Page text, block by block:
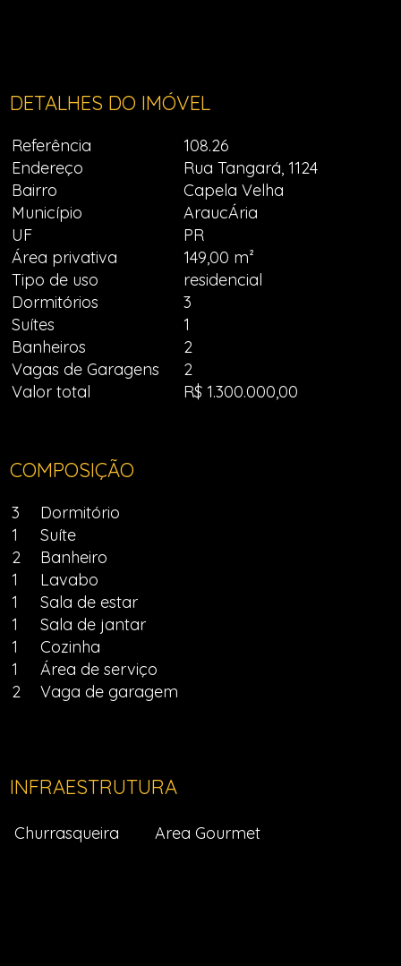
DETALHES DO IMÓVEL
Referência
108.26
Endereço
Rua Tangará, 1124
Bairro
Capela Velha
Município
AraucÁria
UF
PR
Área privativa
149,00 m²
Tipo de uso
residencial
Dormitórios
3
Suítes
1
Banheiros
2
Vagas de Garagens
2
Valor total
R$ 1.300.000,00
COMPOSIÇÃO
3
Dormitório
1
Suíte
2
Banheiro
1
Lavabo
1
Sala de estar
1
Sala de jantar
1
Cozinha
1
Área de serviço
2
Vaga de garagem
INFRAESTRUTURA
Churrasqueira Area Gourmet